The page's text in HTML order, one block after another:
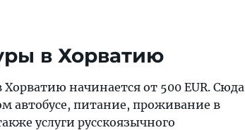
в Хорватию
начинается от 500 EUR. Сюда
автобусе, питание, проживание в
услуги русскоязычного